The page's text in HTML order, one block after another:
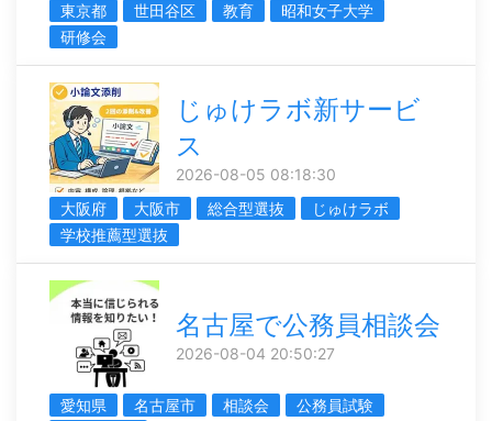
東京都 世田谷区 教育
昭和女子大学
研修会
じゅけラボ新サービ
ス
2026-08-05 08:18:30
大阪府
大阪市 総合型選抜
じゅけラボ
学校推薦型選抜
名古屋で公務員相談会
2026-08-04 20:50:27
愛知県 名古屋市 相談会
公務員試験